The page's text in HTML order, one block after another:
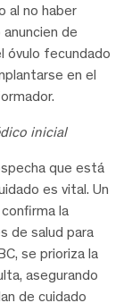
al no haber
de
óvulo fecundado
en el
inicial
que está
es vital. Un
la
de salud para
se prioriza la
asegurando
de cuidado